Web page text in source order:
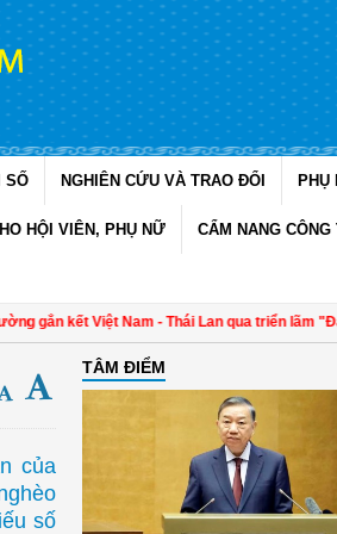
SỐ NGHIÊN CỨU VÀ TRAO ĐỔI PHỤ
HỘI VIÊN, PHỤ NỮ CẨM NANG CÔNG
gắn kết Việt Nam - Thái Lan qua triển lãm "Đan
của
số
TÂM ĐIỂM